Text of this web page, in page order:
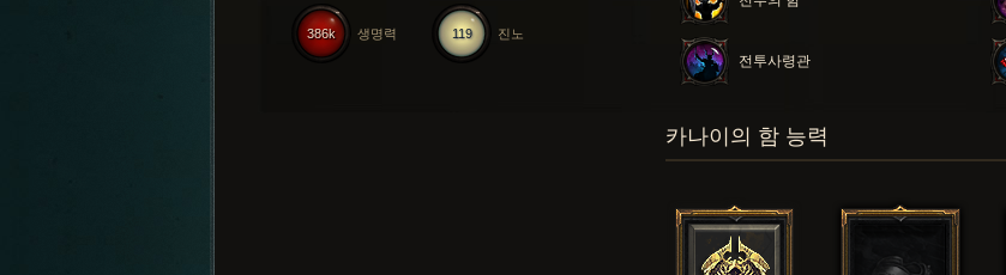
전투사령관
119 진노
386k 생명력
카나이의 함 능력